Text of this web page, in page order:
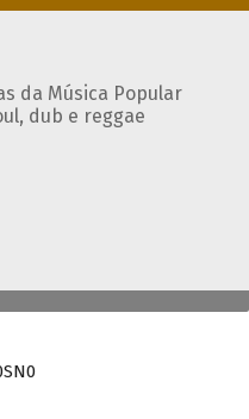
da Música Popular
dub e reggae